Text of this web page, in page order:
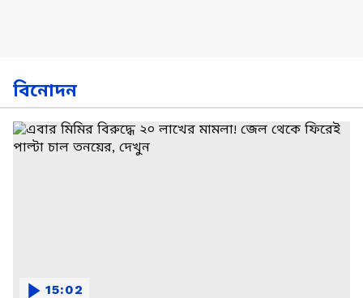
বিনোদন
15:02